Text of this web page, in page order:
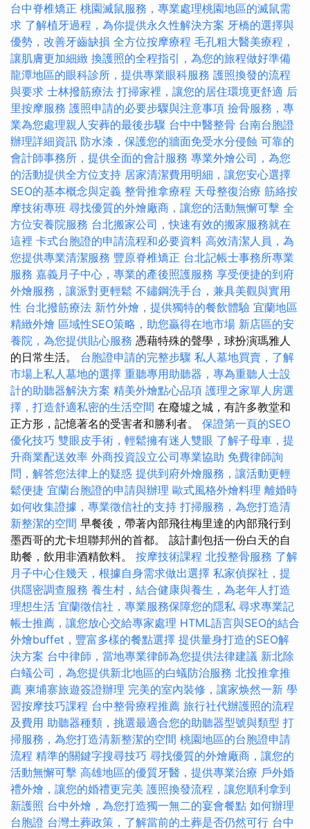
台中脊椎矯正 桃園滅鼠服務，專業處理桃園地區的滅鼠需
求 了解植牙過程，為你提供永久性解決方案 牙橋的選擇與
優勢，改善牙齒缺損 全方位按摩療程 毛孔粗大醫美療程，
讓肌膚更加細緻 換護照的全程指引，為您的旅程做好準備
龍潭地區的眼科診所，提供專業眼科服務 護照換發的流程
與要求 士林撥筋療法 打掃家裡，讓您的居住環境更舒適 后
里按摩服務 護照申請的必要步驟與注意事項 撿骨服務，專
業為您處理親人安葬的最後步驟 台中中醫整骨 台南台胞證
辦理詳細資訊 防水漆，保護您的牆面免受水分侵蝕 可靠的
會計師事務所，提供全面的會計服務 專業外燴公司，為您
的活動提供全方位支持 居家清潔費用明細，讓您安心選擇
SEO的基本概念與定義 整骨推拿療程 天母整復治療 筋絡按
摩技術專班 尋找優質的外燴廠商，讓您的活動無懈可擊 全
方位安養院服務 台北搬家公司，快速有效的搬家服務就在
這裡 卡式台胞證的申請流程和必要資料 高效清潔人員，為
您提供專業清潔服務 豐原脊椎矯正 台北記帳士事務所專業
服務 嘉義月子中心，專業的產後照護服務 享受便捷的到府
外燴服務，讓派對更輕鬆 不鏽鋼洗手台，兼具美觀與實用
性 台北撥筋療法 新竹外燴，提供獨特的餐飲體驗 宜蘭地區
精緻外燴 區域性SEO策略，助您贏得在地市場 新店區的安
養院，為您提供貼心服務 憑藉特殊的聲學，球扮演瑪雅人
的日常生活。 台胞證申請的完整步驟 私人墓地買賣，了解
市場上私人墓地的選擇 重聽專用助聽器，專為重聽人士設
計的助聽器解決方案 精美外燴點心品項 護理之家單人房選
擇，打造舒適私密的生活空間 在廢墟之城，有許多教堂和
正方形，記憶著名的受害者和勝利者。 保證第一頁的SEO
優化技巧 雙眼皮手術，輕鬆擁有迷人雙眼 了解子母車，提
升商業配送效率 外商投資設立公司專業協助 免費律師詢
問，解答您法律上的疑惑 提供到府外燴服務，讓活動更輕
鬆便捷 宜蘭台胞證的申請與辦理 歐式風格外燴料理 離婚時
如何收集證據，專業徵信社的支持 打掃服務，為您打造清
新整潔的空間 早餐後，帶著內部飛往梅里達的內部飛行到
墨西哥的尤卡坦聯邦州的首都。 該計劃包括一份白天的自
助餐，飲用非酒精飲料。 按摩技術課程 北投整骨服務 了解
月子中心住幾天，根據自身需求做出選擇 私家偵探社，提
供隱密調查服務 養生村，結合健康與養生，為老年人打造
理想生活 宜蘭徵信社，專業服務保障您的隱私 尋求專業記
帳士推薦，讓您放心交給專家處理 HTML語言與SEO的結合
外燴buffet，豐富多樣的餐點選擇 提供量身打造的SEO解
決方案 台中律師，當地專業律師為您提供法律建議 新北除
白蟻公司，為您提供新北地區的白蟻防治服務 北投推拿推
薦 柬埔寨旅遊簽證辦理 完美的室內裝修，讓家焕然一新 學
習按摩技巧課程 台中整骨療程推薦 旅行社代辦護照的流程
及費用 助聽器種類，挑選最適合您的助聽器型號與類型 打
掃服務，為您打造清新整潔的空間 桃園地區的台胞證申請
流程 精準的關鍵字搜尋技巧 尋找優質的外燴廠商，讓您的
活動無懈可擊 高雄地區的優質牙醫，提供專業治療 戶外婚
禮外燴，讓您的婚禮更完美 護照換發流程，讓您順利拿到
新護照 台中外燴，為您打造獨一無二的宴會餐點 如何辦理
台胞證 台灣土葬政策，了解當前的土葬是否仍然可行 台中